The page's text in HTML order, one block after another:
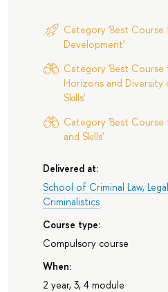
Category 'Best
Development'
Category 'Best Course
Horizons and Diversity
Skills'
Category 'Best
and Skills'
Delivered at:
School of Criminal Law,
Criminalistics
Course type:
Compulsory course
When:
2 year, 3, 4 module